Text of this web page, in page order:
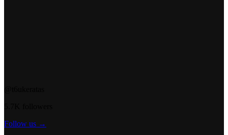
Follow us →